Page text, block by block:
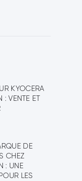
KYOCERA
: VENTE ET
DE
CHEZ
: UNE
LES